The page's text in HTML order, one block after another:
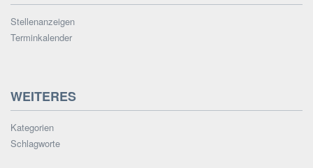
Stellenanzeigen
Terminkalender
WEITERES
Kategorien
Schlagworte